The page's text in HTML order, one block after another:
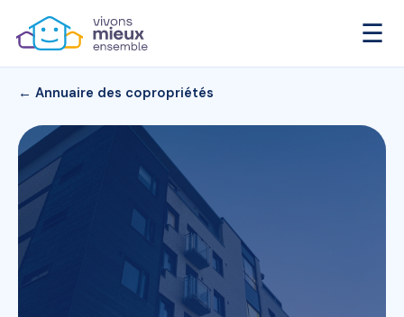
☰
← Annuaire des copropriétés